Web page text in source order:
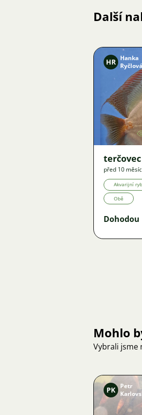
Další
HR Hanka
Ryčlová
před 10
Akvarijní
Obě
Dohodou
Mohlo
Vybrali jsme
PK
Petr